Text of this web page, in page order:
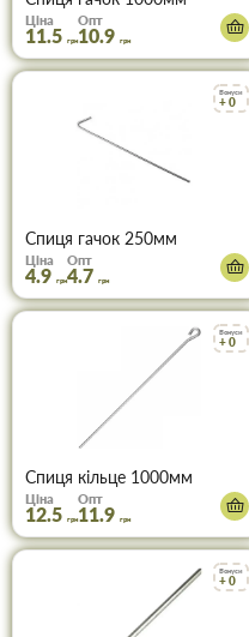
Ціна
11.5 грн
Опт
10.9 грн
Бонуси
+ 0
Спиця гачок 250мм
Ціна
4.9 грн
Опт
4.7 грн
Бонуси
+ 0
Спиця кільце 1000мм
Ціна
12.5 грн
Опт
11.9 грн
Бонуси
+ 0